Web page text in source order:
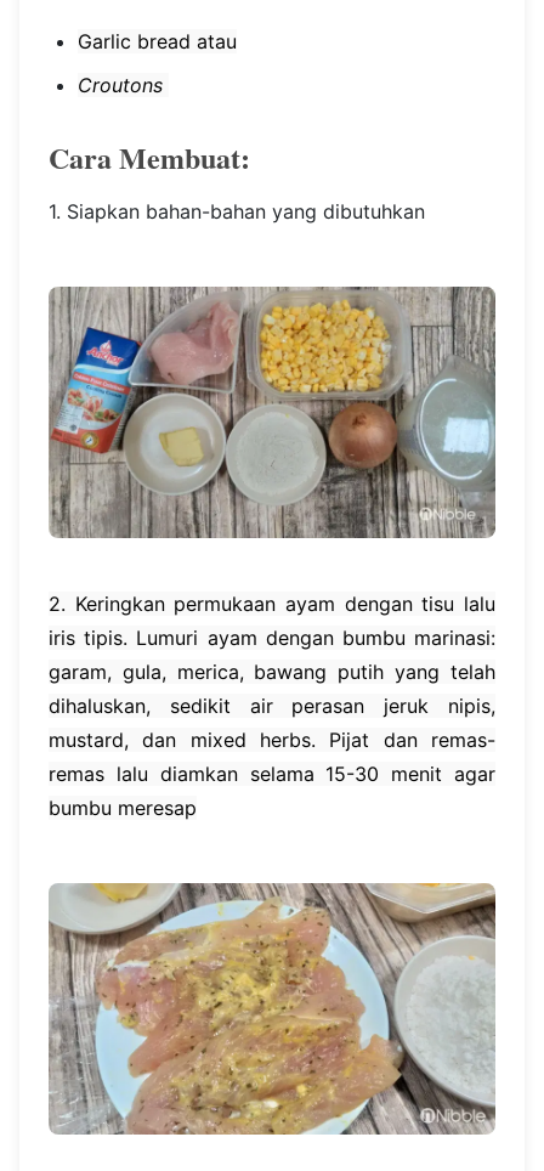
Garlic bread atau
Croutons
Cara Membuat:
1. Siapkan bahan-bahan yang dibutuhkan
2. Keringkan permukaan ayam dengan tisu lalu
iris tipis. Lumuri ayam dengan bumbu marinasi:
garam, gula, merica, bawang putih yang telah
dihaluskan, sedikit air perasan jeruk nipis,
mustard, dan mixed herbs. Pijat dan remas-
remas lalu diamkan selama 15-30 menit agar
bumbu meresap